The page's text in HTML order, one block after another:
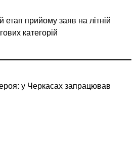
прийому заяв на літній
категорій
у Черкасах запрацював